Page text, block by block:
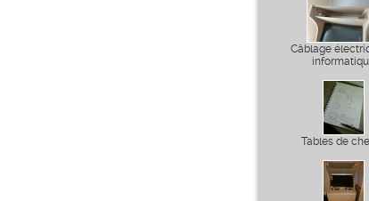
Câblage
Tables de